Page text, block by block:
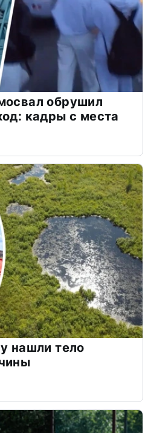
обрушил
кадры с места
нашли тело